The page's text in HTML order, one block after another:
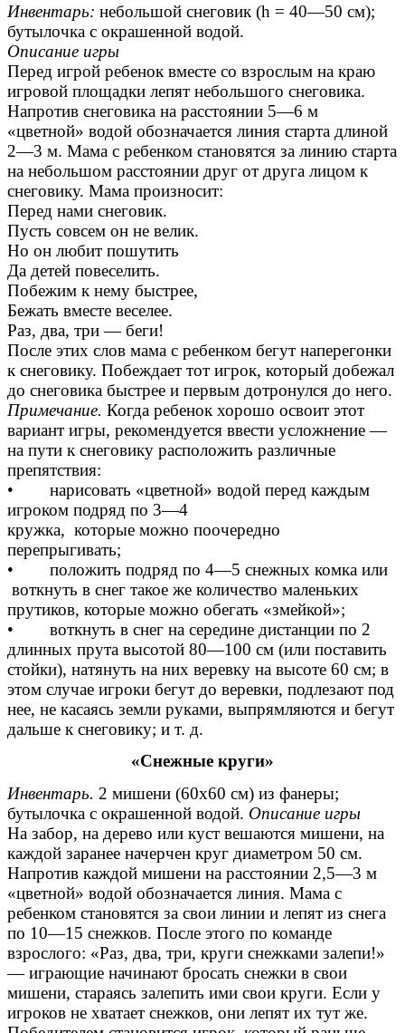
Инвентарь: небольшой снеговик (h = 40—50 см);
бутылочка с окрашенной водой.
Описание игры
Перед игрой ребенок вместе со взрослым на краю
игровой площадки лепят небольшого снеговика.
Напротив снеговика на расстоянии 5—6 м
«цветной» водой обозначается линия старта длиной
2—3 м. Мама с ребенком становятся за линию старта
на небольшом расстоянии друг от друга лицом к
снеговику. Мама произносит:
Перед нами снеговик.
Пусть совсем он не велик.
Но он любит пошутить
Да детей повеселить.
Побежим к нему быстрее,
Бежать вместе веселее.
Раз, два, три — беги!
После этих слов мама с ребенком бегут наперегонки
к снеговику. Побеждает тот игрок, который добежал
до снеговика быстрее и первым дотронулся до него.
Примечание. Когда ребенок хорошо освоит этот
вариант игры, рекомендуется ввести усложнение —
на пути к снеговику расположить различные
препятствия:
• нарисовать «цветной» водой перед каждым
игроком подряд по 3—4
кружка, которые можно поочередно
перепрыгивать;
• положить подряд по 4—5 снежных комка или
воткнуть в снег такое же количество маленьких
прутиков, которые можно обегать «змейкой»;
• воткнуть в снег на середине дистанции по 2
длинных прута высотой 80—100 см (или поставить
стойки), натянуть на них веревку на высоте 60 см; в
этом случае игроки бегут до веревки, подлезают под
нее, не касаясь земли руками, выпрямляются и бегут
дальше к снеговику; и т. д.
«Снежные круги»
Инвентарь. 2 мишени (60x60 см) из фанеры;
бутылочка с окрашенной водой. Описание игры
На забор, на дерево или куст вешаются мишени, на
каждой заранее начерчен круг диаметром 50 см.
Напротив каждой мишени на расстоянии 2,5—3 м
«цветной» водой обозначается линия. Мама с
ребенком становятся за свои линии и лепят из снега
по 10—15 снежков. После этого по команде
взрослого: «Раз, два, три, круги снежками залепи!»
— играющие начинают бросать снежки в свои
мишени, стараясь залепить ими свои круги. Если у
игроков не хватает снежков, они лепят их тут же.